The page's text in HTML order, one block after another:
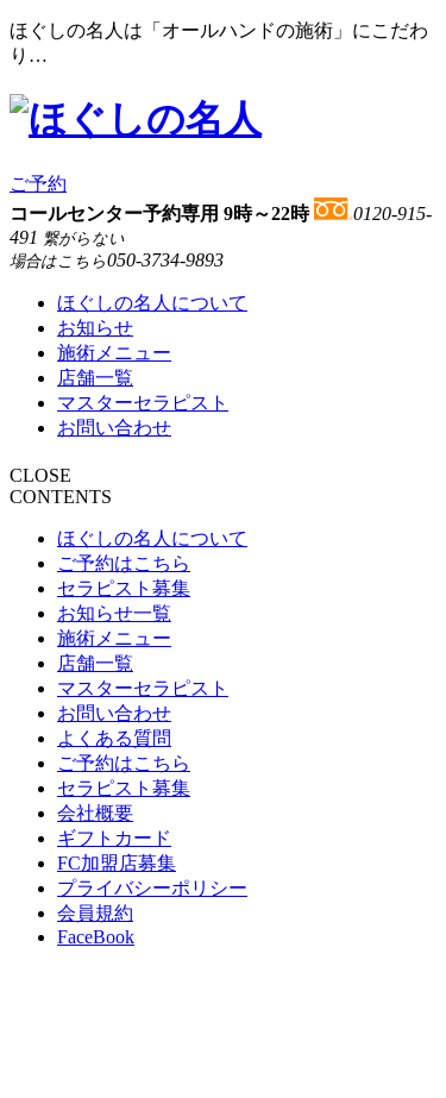
ほぐしの名人は「オールハンドの施術」にこだわ
り…
ご予約
コールセンター予約専用 9時～22時
0120-915-
491 繋がらない
場合はこちら050-3734-9893
ほぐしの名人について
お知らせ
施術メニュー
店舗一覧
マスターセラピスト
お問い合わせ
CLOSE
CONTENTS
ほぐしの名人について
ご予約はこちら
セラピスト募集
お知らせ一覧
施術メニュー
店舗一覧
マスターセラピスト
お問い合わせ
よくある質問
ご予約はこちら
セラピスト募集
会社概要
ギフトカード
FC加盟店募集
プライバシーポリシー
会員規約
FaceBook